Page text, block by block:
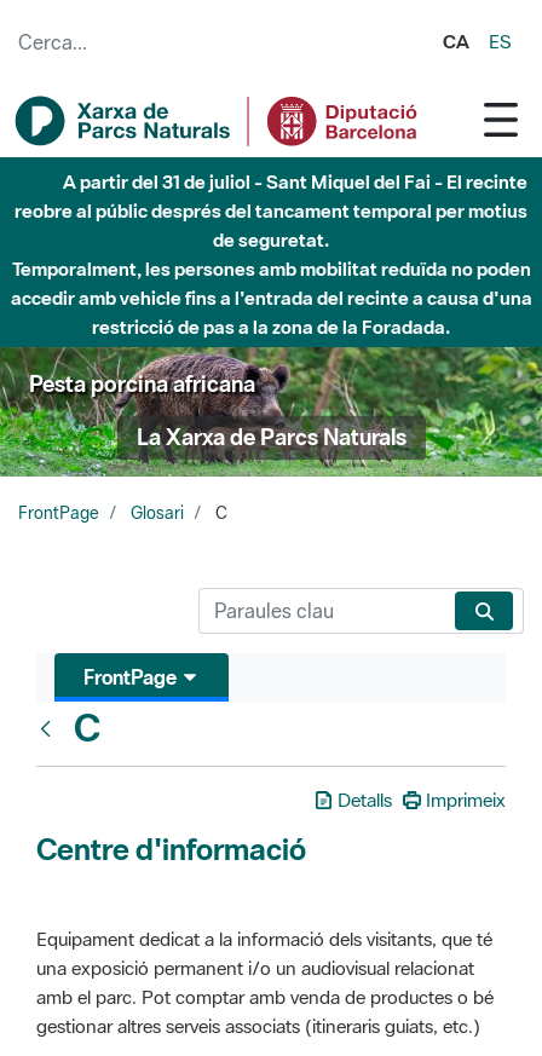
CA ES
A partir del 31 de juliol - Sant Miquel del Fai - El recinte
reobre al públic després del tancament temporal per motius
de seguretat.
Temporalment, les persones amb mobilitat reduïda no poden
accedir amb vehicle fins a l'entrada del recinte a causa d'una
restricció de pas a la zona de la Foradada.
Pesta porcina africana
La Xarxa de Parcs Naturals
FrontPage Glosari C
FrontPage
C
Detalls Imprimeix
Centre d'informació
Equipament dedicat a la informació dels visitants, que té
una exposició permanent i/o un audiovisual relacionat
amb el parc. Pot comptar amb venda de productes o bé
gestionar altres serveis associats (itineraris guiats, etc.)